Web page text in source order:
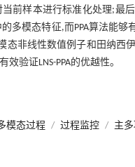
前样本进行标准化处理;最
多模态特征,而PPA算法能
非线性数值例子和田纳西伊
验证LNS-PPA的优越性。
模态过程 / 过程监控 / 主